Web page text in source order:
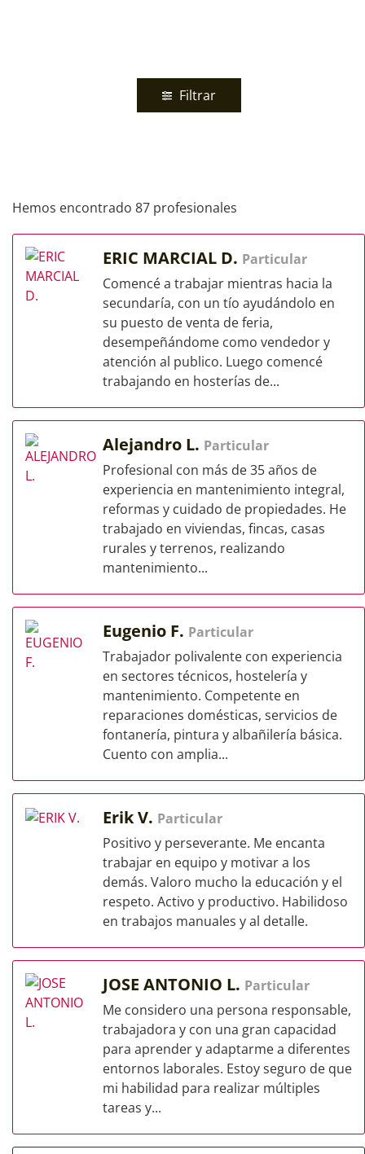
Filtrar
Hemos encontrado 87 profesionales
ERIC MARCIAL D. Particular
Comencé a trabajar mientras hacia la
secundaría, con un tío ayudándolo en
su puesto de venta de feria,
desempeñándome como vendedor y
atención al publico. Luego comencé
trabajando en hosterías de...
Alejandro L. Particular
Profesional con más de 35 años de
experiencia en mantenimiento integral,
reformas y cuidado de propiedades. He
trabajado en viviendas, fincas, casas
rurales y terrenos, realizando
mantenimiento...
Eugenio F. Particular
Trabajador polivalente con experiencia
en sectores técnicos, hostelería y
mantenimiento. Competente en
reparaciones domésticas, servicios de
fontanería, pintura y albañilería básica.
Cuento con amplia...
Erik V. Particular
Positivo y perseverante. Me encanta
trabajar en equipo y motivar a los
demás. Valoro mucho la educación y el
respeto. Activo y productivo. Habilidoso
en trabajos manuales y al detalle.
JOSE ANTONIO L. Particular
Me considero una persona responsable,
trabajadora y con una gran capacidad
para aprender y adaptarme a diferentes
entornos laborales. Estoy seguro de que
mi habilidad para realizar múltiples
tareas y...